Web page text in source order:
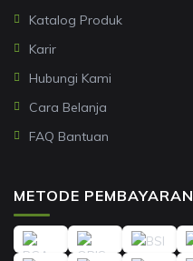
Katalog Produk
Karir
Hubungi Kami
Cara Belanja
FAQ Bantuan
METODE PEMBAYARAN